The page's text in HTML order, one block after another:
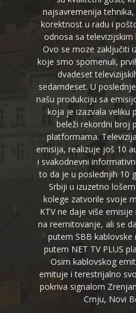
najsavremenija
korektnost u radu i
odnosa sa
Ovo se moze zaključiti
koje smo spomenuli,
dvadeset
sedamdeset. U
našu produkciju sa
koja je izazvala veliku
beleži rekordni broj
platformama.
emisija, realizuje još 10
i svakodnevni
to da je u poslednjih 10
Srbiji u izuzetno
kolege zatvorile svoje
KTV ne daje više
na reemitovanje, ali se
putem SBB
putem NET TV PLUS
Osim kablovskog
emituje i terestrijalno
pokriva signalom
Crnju, Novi